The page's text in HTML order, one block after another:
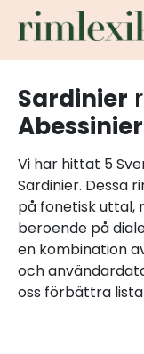
Sardinier
Abessinier
Vi har hittat 5
Sardinier. Dessa
på fonetisk uttal,
beroende på
en kombination
och
oss förbättra